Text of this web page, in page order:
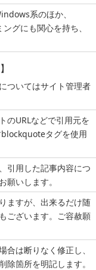
系のほか、
グにも関心を持ち、
ついてはサイト管理者
のURLなどで引用元を
タグを使用
引用した記事内容につ
いします。
ますが、出来るだけ随
ございます。ご容赦願
は断りなく修正し、
箇所を明記します。